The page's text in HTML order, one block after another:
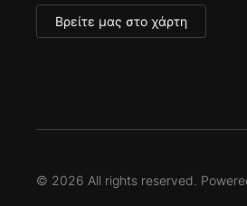
Βρείτε μας στο χάρτη
© 2026 All rights reserved.